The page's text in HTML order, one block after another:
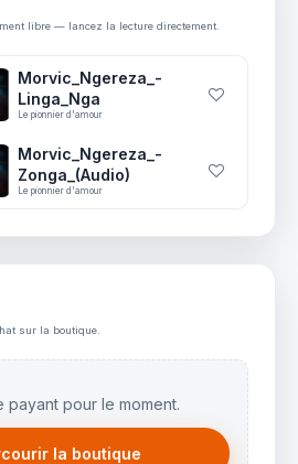
libre — lancez la lecture directement.
Morvic_Ngereza_-
Linga_Nga
Le pionnier d'amour
Morvic_Ngereza_-
Zonga_(Audio)
Le pionnier d'amour
sur la boutique.
payant pour le moment.
la boutique